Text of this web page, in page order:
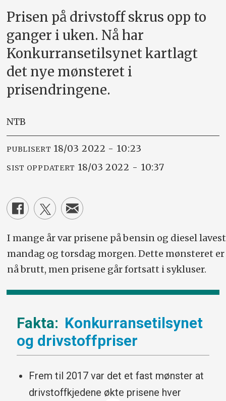
Prisen på drivstoff skrus opp to
ganger i uken. Nå har
Konkurransetilsynet kartlagt
det nye mønsteret i
prisendringene.
NTB
PUBLISERT 18/03 2022 - 10:23
SIST OPPDATERT 18/03 2022 - 10:37
I mange år var prisene på bensin og diesel lavest
mandag og torsdag morgen. Dette mønsteret er
nå brutt, men prisene går fortsatt i sykluser.
Konkurransetilsynet
og drivstoffpriser
Frem til 2017 var det et fast mønster at
drivstoffkjedene økte prisene hver